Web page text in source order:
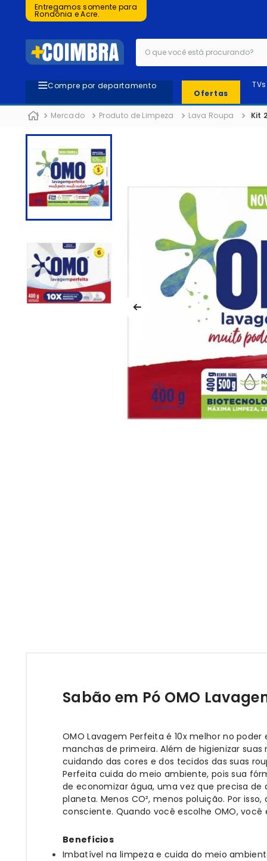
Entregamos somente para
Rondônia e Acre.
O que você está procurando?
Compre por departamento
Ofertas
TVs
Mercado Produto de Limpeza Lava Roupa Kit
Sabão em Pó OMO
OMO Lavagem Perfeita é 10x melhor no
manchas de primeira. Além de higienizar
cuidando das cores e dos tecidos das suas
Perfeita cuida do meio ambiente, pois sua
de economizar água, uma vez que precisa de
planeta. Menos CO², menos poluição. Por
consciente. Quando você escolhe OMO,
Benefícios
Imbatível na limpeza e cuida do meio